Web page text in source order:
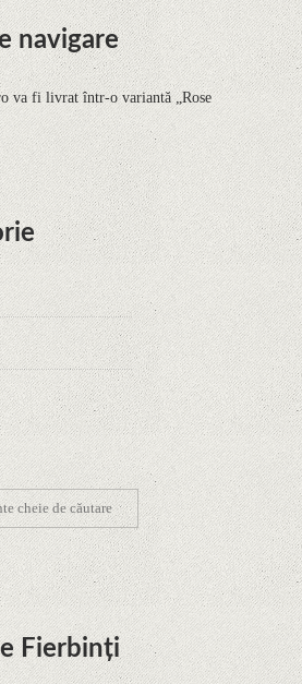
navigare
va fi livrat într-o variantă „Rose
Fierbinți